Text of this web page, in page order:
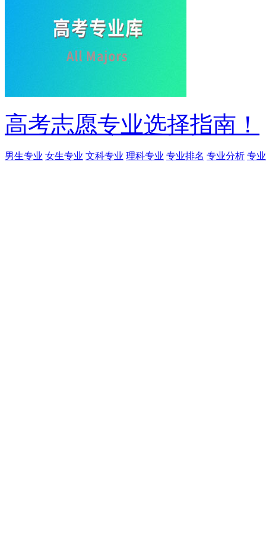
高考志愿专业选择指南！
男生专业 女生专业 文科专业 理科专业 专业排名 专业分析 专